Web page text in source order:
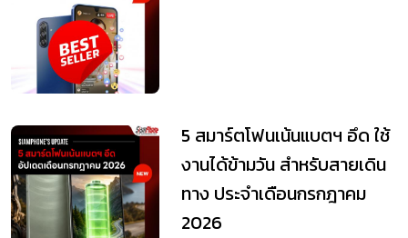
5 สมาร์ตโฟนเน้นแบตฯ อึด ใช้
งานได้ข้ามวัน สำหรับสายเดิน
ทาง ประจำเดือนกรกฎาคม
2026